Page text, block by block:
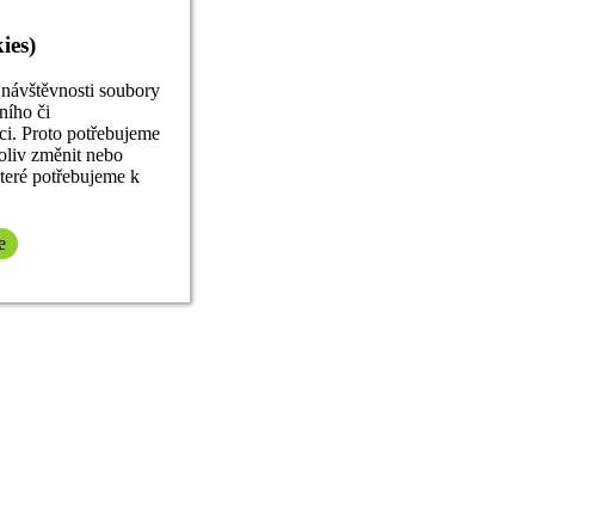
soubory
či
Proto potřebujeme
změnit nebo
potřebujeme k